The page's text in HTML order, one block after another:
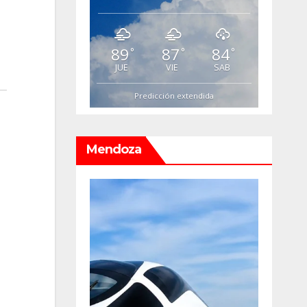
89 °
JUE
87 °
VIE
84°
SAB
Predicción extendida
Mendoza